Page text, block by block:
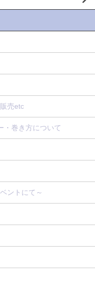
売etc
・巻き方について
ントにて～